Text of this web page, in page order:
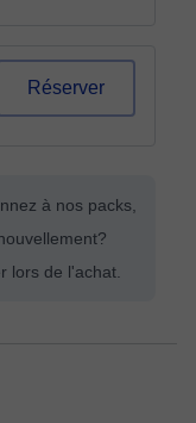
Réserver
à nos packs,
lors de l'achat.